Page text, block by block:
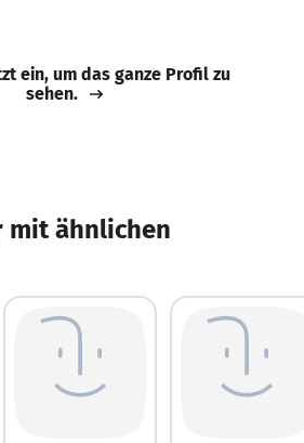
ein, um das ganze Profil zu
sehen.
mit ähnlichen